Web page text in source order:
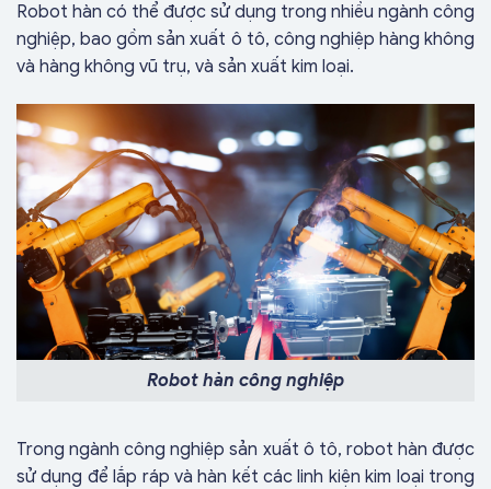
Robot hàn có thể được sử dụng trong nhiều ngành công
nghiệp, bao gồm sản xuất ô tô, công nghiệp hàng không
và hàng không vũ trụ, và sản xuất kim loại.
Robot hàn công nghiệp
Trong ngành công nghiệp sản xuất ô tô, robot hàn được
sử dụng để lắp ráp và hàn kết các linh kiện kim loại trong